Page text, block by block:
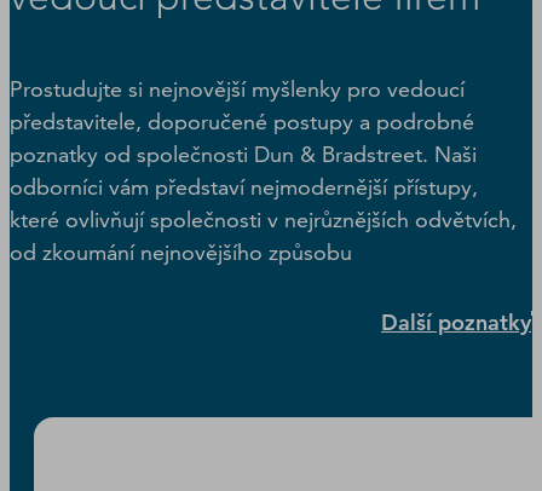
Prostudujte si nejnovější myšlenky pro vedoucí
představitele, doporučené postupy a podrobné
poznatky od společnosti Dun & Bradstreet. Naši
odborníci vám představí nejmodernější přístupy,
které ovlivňují společnosti v nejrůznějších odvětvích,
od zkoumání nejnovějšího způsobu
Další poznatky